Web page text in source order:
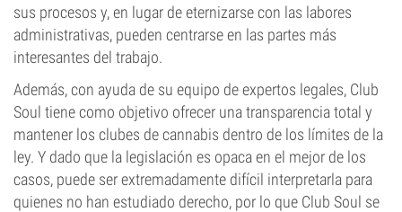
sus procesos y, en lugar de eternizarse con las labores
administrativas, pueden centrarse en las partes más
interesantes del trabajo.
Además, con ayuda de su equipo de expertos legales, Club
Soul tiene como objetivo ofrecer una transparencia total y
mantener los clubes de cannabis dentro de los límites de la
ley. Y dado que la legislación es opaca en el mejor de los
casos, puede ser extremadamente difícil interpretarla para
quienes no han estudiado derecho, por lo que Club Soul se